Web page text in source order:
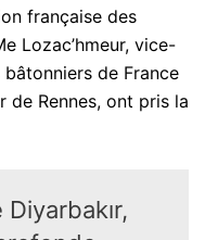
française des
Lozac’hmeur, vice-
de France
de Rennes, ont pris la